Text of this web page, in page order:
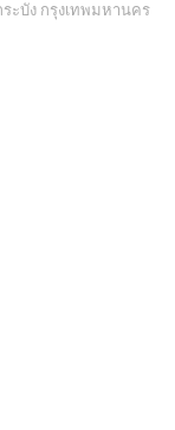
ะบัง กรุงเทพมหานคร